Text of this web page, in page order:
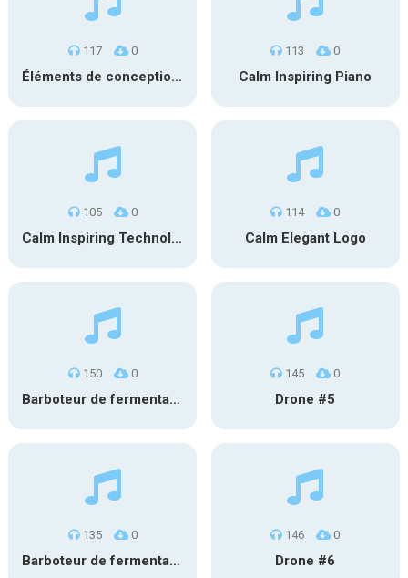
117 0
Éléments de conception sonore SFX PS 022
113 0
Calm Inspiring Piano
105 0
Calm Inspiring Technology Logo
114 0
Calm Elegant Logo
150 0
Barboteur de fermentation #1
145 0
Drone #5
135 0
Barboteur de fermentation #2
146 0
Drone #6